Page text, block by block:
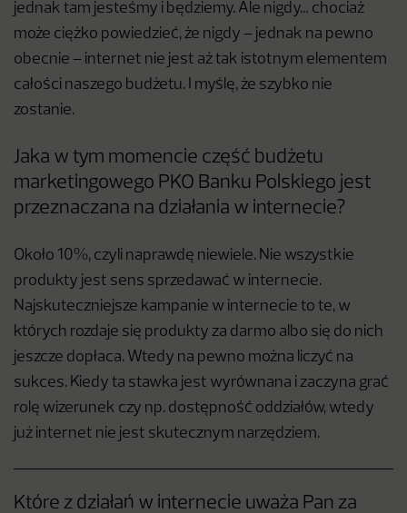
jednak tam jesteśmy i będziemy. Ale nigdy… chociaż
może ciężko powiedzieć, że nigdy – jednak na pewno
obecnie – internet nie jest aż tak istotnym elementem
całości naszego budżetu. I myślę, że szybko nie
zostanie.
Jaka w tym momencie część budżetu
marketingowego PKO Banku Polskiego jest
przeznaczana na działania w internecie?
Około 10%, czyli naprawdę niewiele. Nie wszystkie
produkty jest sens sprzedawać w internecie.
Najskuteczniejsze kampanie w internecie to te, w
których rozdaje się produkty za darmo albo się do nich
jeszcze dopłaca. Wtedy na pewno można liczyć na
sukces. Kiedy ta stawka jest wyrównana i zaczyna grać
rolę wizerunek czy np. dostępność oddziałów, wtedy
już internet nie jest skutecznym narzędziem.
Które z działań w internecie uważa Pan za